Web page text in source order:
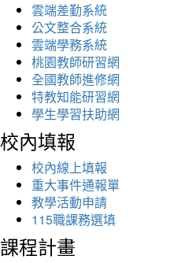
雲端差勤系統
公文整合系統
雲端學務系統
桃園教師研習網
全國教師進修網
特教知能研習網
學生學習扶助網
校內填報
校內線上填報
重大事件通報單
教學活動申請
115職課務選填
課程計畫